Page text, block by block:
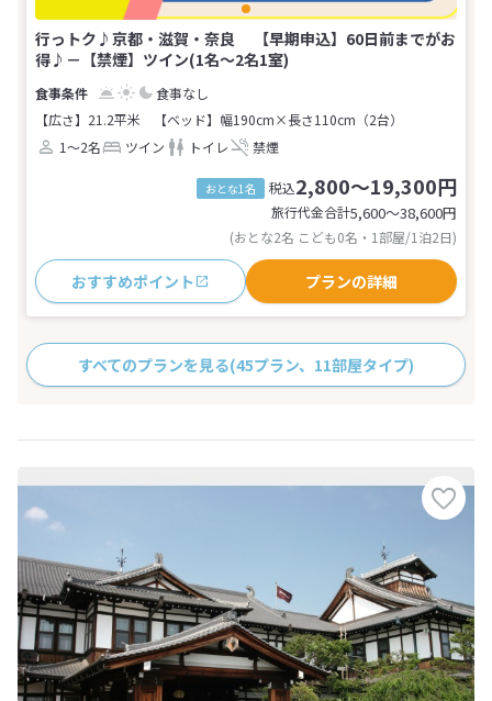
行っトク♪京都・滋賀・奈良 【早期申込】60日前までがお
得♪－【禁煙】ツイン(1名～2名1室)
食事なし
【広さ】21.2平米
【ベッド】幅190cm×長さ110cm（2台）
1～2名
ツイン トイレ 禁煙
おとな1名 税込2,800～19,300円
旅行代金合計5,600〜38,600円
(おとな2名 こども0名・1部屋/1泊2日)
おすすめポイント プランの詳細
すべてのプランを見る(45プラン、11部屋タイプ)